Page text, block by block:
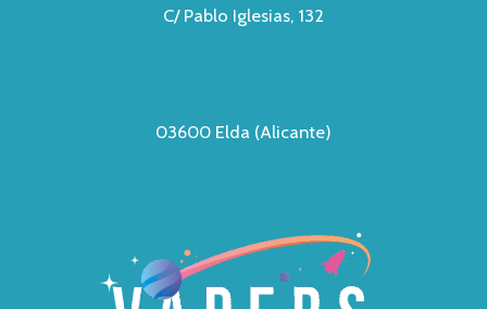
C/ Pablo Iglesias, 132
03600 Elda (Alicante)